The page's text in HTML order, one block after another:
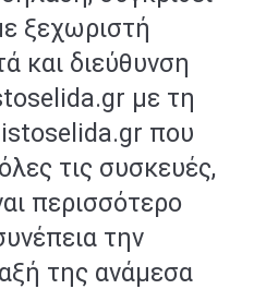
ξεχωριστή
και διεύθυνση
με τη
που
τις συσκευές,
περισσότερο
την
της ανάμεσα